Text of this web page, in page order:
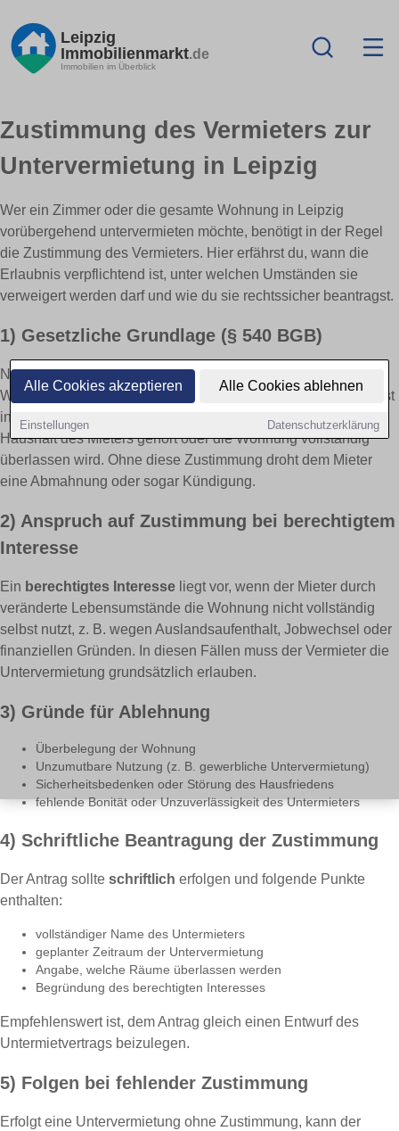
Alle Cookies akzeptieren Alle Cookies ablehnen
Einstellungen Datenschutzerklärung
Leipzig
Immobilienmarkt.de
Immobilien im Überblick
Zustimmung des Vermieters zur
Untervermietung in Leipzig
Wer ein Zimmer oder die gesamte Wohnung in Leipzig
vorübergehend untervermieten möchte, benötigt in der Regel
die Zustimmung des Vermieters. Hier erfährst du, wann die
Erlaubnis verpflichtend ist, unter welchen Umständen sie
verweigert werden darf und wie du sie rechtssicher beantragst.
1) Gesetzliche Grundlage (§ 540 BGB)
Nach dem Bürgerlichen Gesetzbuch ist jede Überlassung der
Wohnung an Dritte genehmigungspflichtig. Die Zustimmung ist
insbesondere erforderlich, wenn der Untermieter nicht zum
Haushalt des Mieters gehört oder die Wohnung vollständig
überlassen wird. Ohne diese Zustimmung droht dem Mieter
eine Abmahnung oder sogar Kündigung.
2) Anspruch auf Zustimmung bei berechtigtem
Interesse
Ein berechtigtes Interesse liegt vor, wenn der Mieter durch
veränderte Lebensumstände die Wohnung nicht vollständig
selbst nutzt, z. B. wegen Auslandsaufenthalt, Jobwechsel oder
finanziellen Gründen. In diesen Fällen muss der Vermieter die
Untervermietung grundsätzlich erlauben.
3) Gründe für Ablehnung
Überbelegung der Wohnung
Unzumutbare Nutzung (z. B. gewerbliche Untervermietung)
Sicherheitsbedenken oder Störung des Hausfriedens
fehlende Bonität oder Unzuverlässigkeit des Untermieters
4) Schriftliche Beantragung der Zustimmung
Der Antrag sollte schriftlich erfolgen und folgende Punkte
enthalten:
vollständiger Name des Untermieters
geplanter Zeitraum der Untervermietung
Angabe, welche Räume überlassen werden
Begründung des berechtigten Interesses
Empfehlenswert ist, dem Antrag gleich einen Entwurf des
Untermietvertrags beizulegen.
5) Folgen bei fehlender Zustimmung
Erfolgt eine Untervermietung ohne Zustimmung, kann der